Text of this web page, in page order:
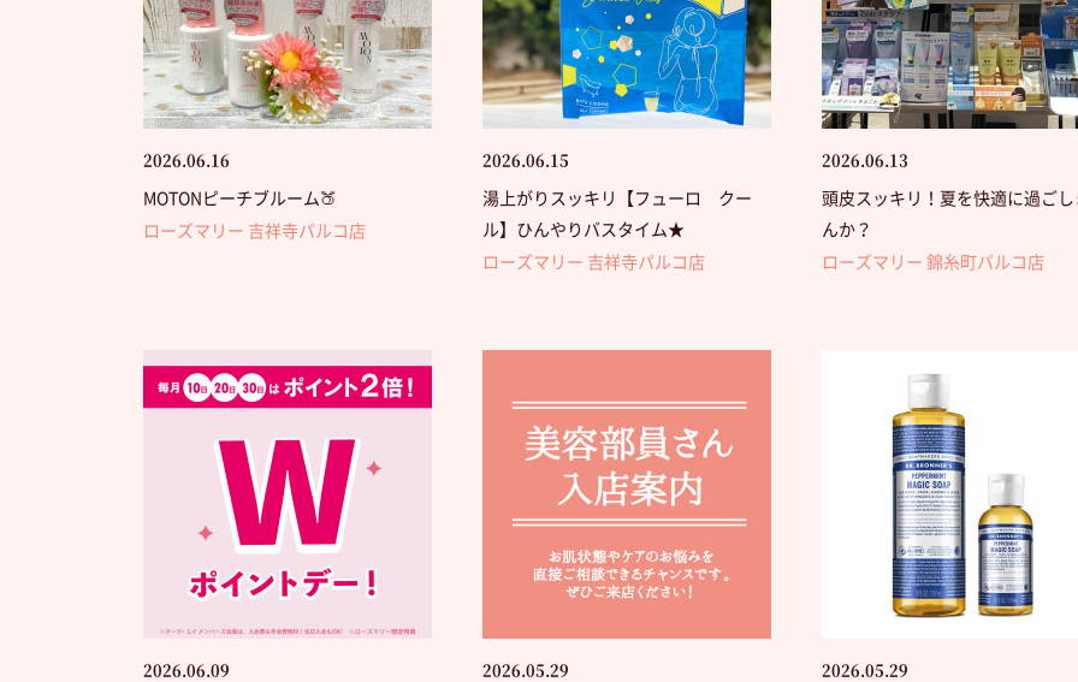
2026.06.16
MOTONピーチブルーム🍑
ローズマリー 吉祥寺パルコ店
2026.06.15
湯上がりスッキリ【フューロ クー
ル】ひんやりバスタイム★
ローズマリー 吉祥寺パルコ店
2026.06.13
頭皮スッキリ！夏を快適に過ごし
んか？
ローズマリー 錦糸町パルコ店
2026.06.09 2026.05.29 2026.05.29